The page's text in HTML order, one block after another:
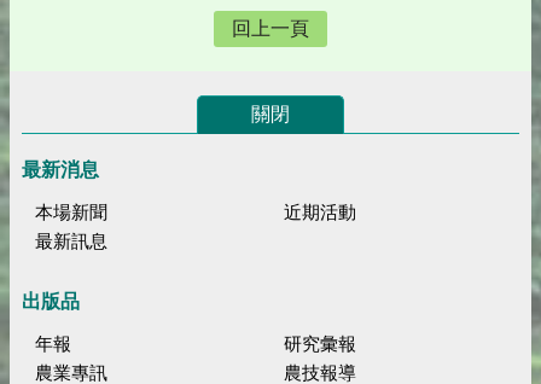
回上一頁
關閉
最新消息
本場新聞
近期活動
最新訊息
出版品
年報
研究彙報
農業專訊
農技報導